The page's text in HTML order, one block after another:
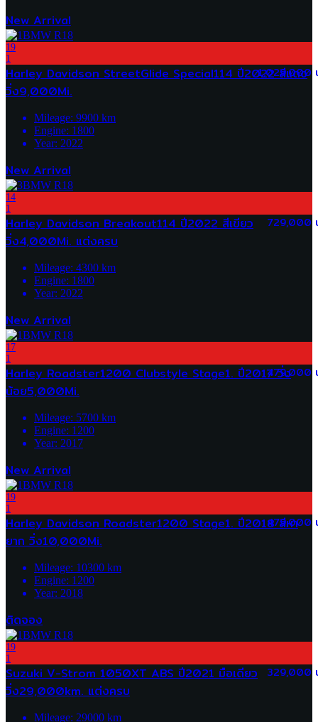
New Arrival
19
1
1,029,000
Harley Davidson StreetGlide Special114 ปี2022 สีแดง
วิ่ง9,000Mi.
Mileage: 9900 km
Engine: 1800
Year: 2022
New Arrival
14
1
729,000
Harley Davidson Breakout114 ปี2022 สีเขียว
วิ่ง4,000Mi. แต่งครบ
Mileage: 4300 km
Engine: 1800
Year: 2022
New Arrival
17
1
479,000
Harley Roadster1200 Clubstyle Stage1. ปี2017 วิ่ง
น้อย5,000Mi.
Mileage: 5700 km
Engine: 1200
Year: 2017
New Arrival
19
1
479,000
Harley Davidson Roadster1200 Stage1. ปี2018 สีหา
ยาก วิ่ง10,000Mi.
Mileage: 10300 km
Engine: 1200
Year: 2018
ติดจอง
19
1
329,000
Suzuki V-Strom 1050XT ABS ปี2021 มือเดียว
วิ่ง29,000km. แต่งครบ
Mileage: 29000 km